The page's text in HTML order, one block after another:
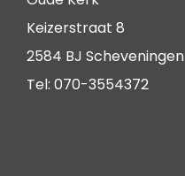
Keizerstraat 8
2584 BJ Scheveningen
Tel: 070-3554372